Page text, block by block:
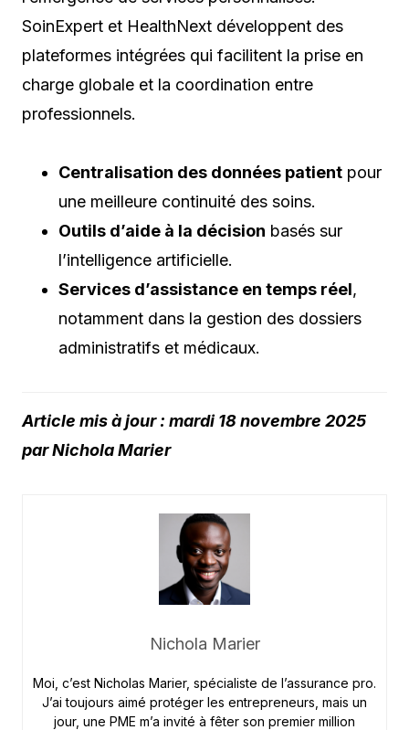
SoinExpert et HealthNext développent des
plateformes intégrées qui facilitent la prise en
charge globale et la coordination entre
professionnels.
Centralisation des données patient pour
une meilleure continuité des soins.
Outils d’aide à la décision basés sur
l’intelligence artificielle.
Services d’assistance en temps réel,
notamment dans la gestion des dossiers
administratifs et médicaux.
Article mis à jour : mardi 18 novembre 2025
par Nichola Marier
Nichola Marier
Moi, c’est Nicholas Marier, spécialiste de l’assurance pro.
J’ai toujours aimé protéger les entrepreneurs, mais un
jour, une PME m’a invité à fêter son premier million